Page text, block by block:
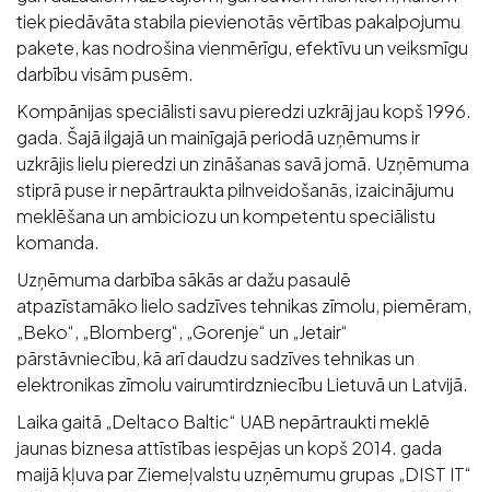
tiek piedāvāta stabila pievienotās vērtības pakalpojumu
pakete, kas nodrošina vienmērīgu, efektīvu un veiksmīgu
darbību visām pusēm.
Kompānijas speciālisti savu pieredzi uzkrāj jau kopš 1996.
gada. Šajā ilgajā un mainīgajā periodā uzņēmums ir
uzkrājis lielu pieredzi un zināšanas savā jomā. Uzņēmuma
stiprā puse ir nepārtraukta pilnveidošanās, izaicinājumu
meklēšana un ambiciozu un kompetentu speciālistu
komanda.
Uzņēmuma darbība sākās ar dažu pasaulē
atpazīstamāko lielo sadzīves tehnikas zīmolu, piemēram,
„Beko“, „Blomberg“, „Gorenje“ un „Jetair“
pārstāvniecību, kā arī daudzu sadzīves tehnikas un
elektronikas zīmolu vairumtirdzniecību Lietuvā un Latvijā.
Laika gaitā „Deltaco Baltic“ UAB nepārtraukti meklē
jaunas biznesa attīstības iespējas un kopš 2014. gada
maijā kļuva par Ziemeļvalstu uzņēmumu grupas „DIST IT“